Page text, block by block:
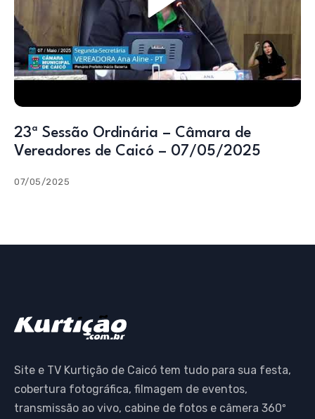
23ª Sessão Ordinária – Câmara de
Vereadores de Caicó – 07/05/2025
07/05/2025
Site e TV Kurtição de Caicó tem tudo para sua festa,
cobertura fotográfica, filmagem de eventos,
transmissão ao vivo, cabine de fotos e câmera 360º